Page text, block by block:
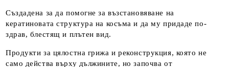
Създадена за да помогне за възстановяване на
кератиновата структура на косъма и да му придаде по-
здрав, блестящ и плътен вид.
Продукти за цялостна грижа и реконструкция, която не
само действа върху дължините, но започва от